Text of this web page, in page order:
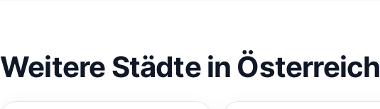
Weitere Städte in Österreich